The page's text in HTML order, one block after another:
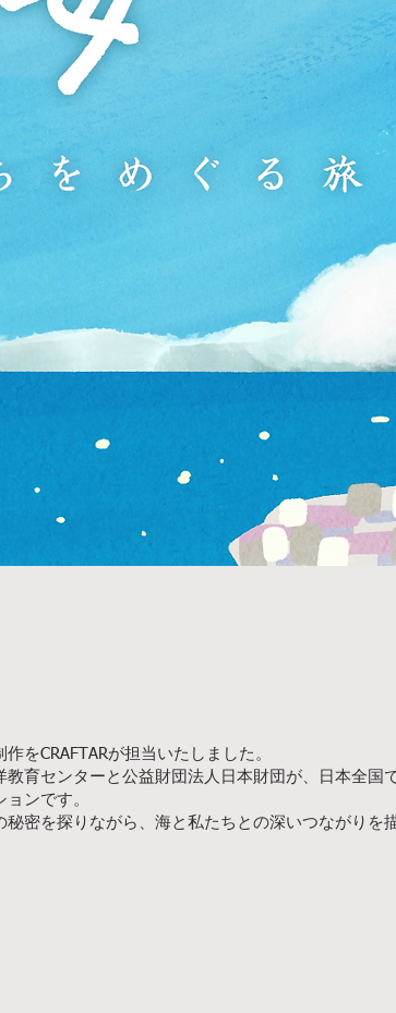
CRAFTARが担当いたしました。
育センターと公益財団法人日本財団が、日本全国
ンです。
密を探りながら、海と私たちとの深いつながりを